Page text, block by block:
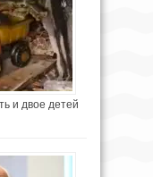
и двое детей